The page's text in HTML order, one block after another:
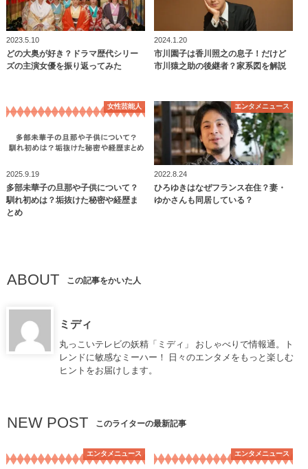
2023.5.10
どの大奥が好き？ドラマ歴代シリー
ズの主演女優を振り返ってみた
2024.1.20
市川園子は香川照之の息子！だけど
市川猿之助の後継者？家系図を解説
女性芸能人
2025.9.19
多部未華子の旦那や子供について？
馴れ初めは？垢抜けた秘密や経歴ま
とめ
エンタメニュース
2022.8.24
ひろゆきはなぜフランス在住？妻・
ゆかさんも同居している？
ABOUT この記事をかいた人
ミディ
丸っこいテレビの妖精「ミディ」 おしゃべりで情報通。ト
レンドに敏感なミーハー！ 日々のエンタメをもっと楽しむ
ヒントをお届けします。
NEW POST このライターの最新記事
エンタメニュース エンタメニュース